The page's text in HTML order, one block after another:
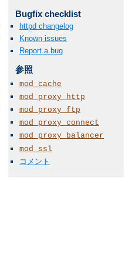
Bugfix checklist
httpd changelog
Known issues
Report a bug
参照
mod_cache
mod_proxy_http
mod_proxy_ftp
mod_proxy_connect
mod_proxy_balancer
mod_ssl
コメント